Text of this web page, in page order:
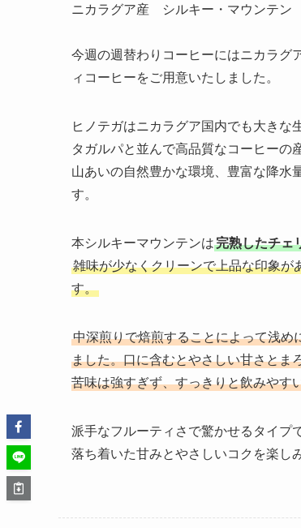
ニカラグア産 シルキー・マウンテ
今週の週替わりコーヒーにはニカラグ
ィコーヒーをご用意いたしました。
ヒノテガはニカラグア国内でも大きな
タガルパと並んで高品質なコーヒーの
山あいの自然豊かな環境、豊富な降水
す。
本シルキーマウンテンは完熟したチェ
雑味が少なくクリーンで上品な印象が
す。
中深煎りで焙煎することによって浅
ました。口に含むとやさしい甘さとま
苦味は強すぎず、すっきりと飲みやす
派手なフルーティさで驚かせるタイプ
落ち着いた甘みとやさしいコクを楽し